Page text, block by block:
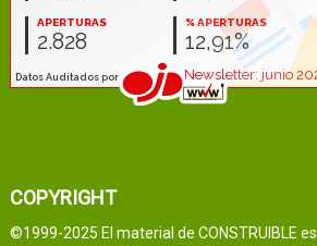
COPYRIGHT
©1999-2025 El material de CONSTRUIBLE